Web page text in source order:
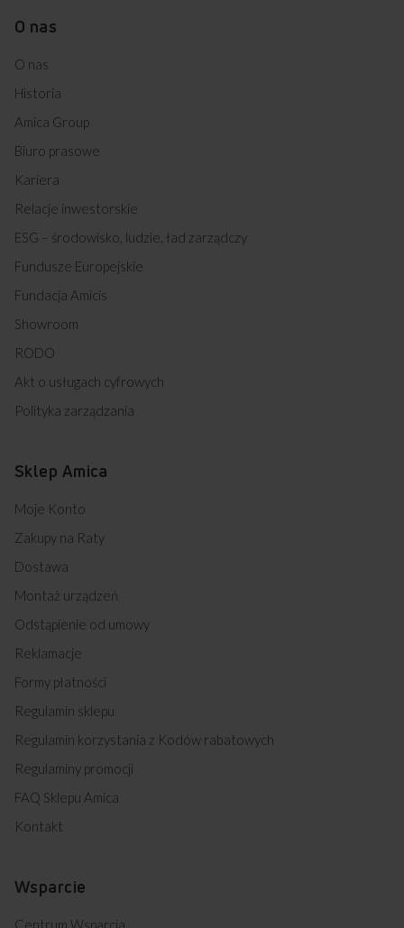
O nas
O nas
Historia
Amica Group
Biuro prasowe
Kariera
Relacje inwestorskie
ESG – środowisko, ludzie, ład zarządczy
Fundusze Europejskie
Fundacja Amicis
Showroom
RODO
Akt o usługach cyfrowych
Polityka zarządzania
Sklep Amica
Moje Konto
Zakupy na Raty
Dostawa
Montaż urządzeń
Odstąpienie od umowy
Reklamacje
Formy płatności
Regulamin sklepu
Regulamin korzystania z Kodów rabatowych
Regulaminy promocji
FAQ Sklepu Amica
Kontakt
Wsparcie
Centrum Wsparcia